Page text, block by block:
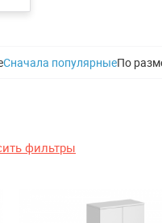
Сначала популярныеПо
фильтры